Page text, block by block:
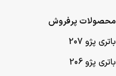
محصولات پرفروش
باتری پژو 207
باتری پژو 206